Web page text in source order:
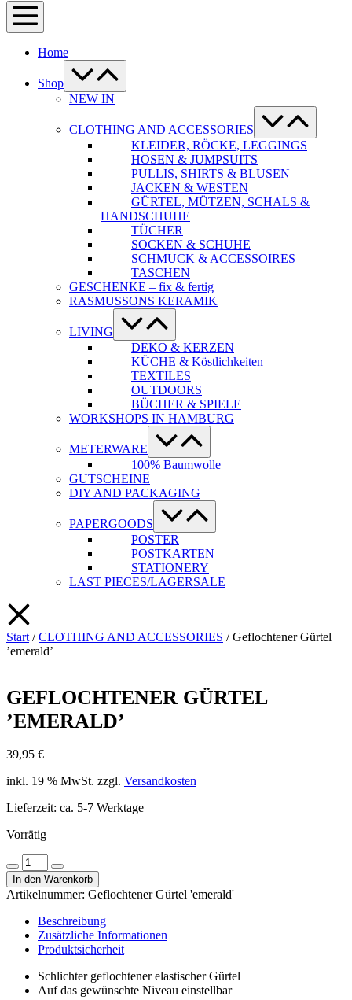
Menü-
Schalter
Home
Shop
Menü-
Schalter
NEW IN
CLOTHING AND ACCESSORIES
Menü-
Schalter
KLEIDER, RÖCKE, LEGGINGS
HOSEN & JUMPSUITS
PULLIS, SHIRTS & BLUSEN
JACKEN & WESTEN
GÜRTEL, MÜTZEN, SCHALS &
HANDSCHUHE
TÜCHER
SOCKEN & SCHUHE
SCHMUCK & ACCESSOIRES
TASCHEN
GESCHENKE – fix & fertig
RASMUSSONS KERAMIK
LIVING
Menü-
Schalter
DEKO & KERZEN
KÜCHE & Köstlichkeiten
TEXTILES
OUTDOORS
BÜCHER & SPIELE
WORKSHOPS IN HAMBURG
METERWARE
Menü-
Schalter
100% Baumwolle
GUTSCHEINE
DIY AND PACKAGING
PAPERGOODS
Menü-
Schalter
POSTER
POSTKARTEN
STATIONERY
LAST PIECES/LAGERSALE
Start /CLOTHING AND ACCESSORIES / Geflochtener Gürtel
’emerald’
GEFLOCHTENER GÜRTEL
’EMERALD’
39,95 €
inkl. 19 % MwSt. zzgl. Versandkosten
Lieferzeit: ca. 5-7 Werktage
Vorrätig
Menge
verringern
Geflochtener
Gürtel
'emerald'
Menge
Menge
erhöhen
In den Warenkorb
Artikelnummer: Geflochtener Gürtel 'emerald'
Beschreibung
Zusätzliche Informationen
Produktsicherheit
Schlichter geflochtener elastischer Gürtel
Auf das gewünschte Niveau einstellbar